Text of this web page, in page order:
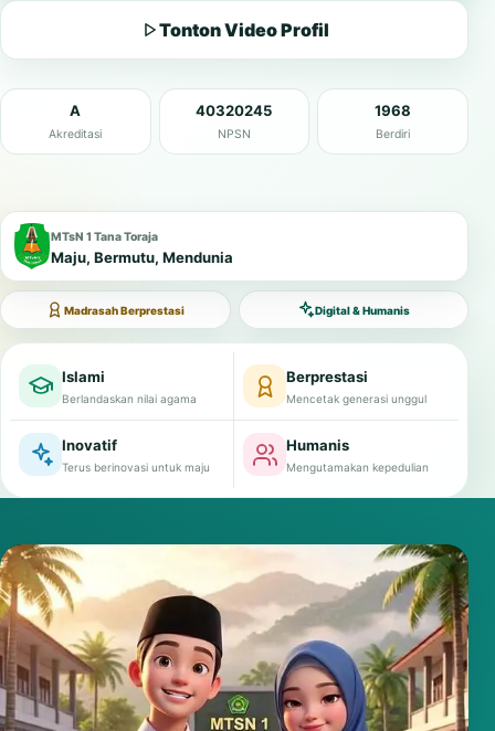
Tonton Video Profil
A
Akreditasi
40320245
NPSN
1968
Berdiri
MTsN 1 Tana Toraja
Maju, Bermutu, Mendunia
Madrasah Berprestasi Digital & Humanis
Islami
Berlandaskan nilai agama
Berprestasi
Mencetak generasi unggul
Inovatif
Terus berinovasi untuk maju
Humanis
Mengutamakan kepedulian